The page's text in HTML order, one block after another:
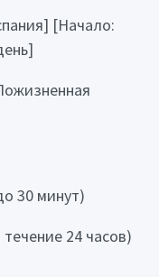
[Начало:
30 минут)
24 часов)